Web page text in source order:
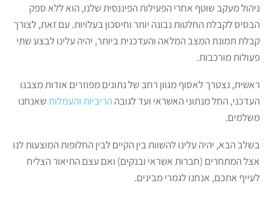
ניהול מעקב שוטף אחרי הפעילות הפיננסית שלנו, הוא ללא ספק
הבסיס לקבלת החלטות נבונה יותר וחיסכון בעלויות. עם זאת, לצורך
קבלת תמונת המצב המלאה והעדכנית ביותר, יהיה עלינו לבצע שתי
פעולות מורכבות.
ראשית, נצטרך לאסוף מגוון רחב של נתונים מפוזרים אודות מצבנו
העדכני, החל מנתוני האשראי ועד לגובההריביות והעמלותשאנחנו
משלמים.
בשלב הבא, יהיה עלינו להשוות בין הקיים לבין החלופות המוצעות לנו
אצל המתחרים (חברות אשראי ובנקים) ואם עצם התיאור הצליח
לעייף אתכם, אנחנו לגמרי מבינים.